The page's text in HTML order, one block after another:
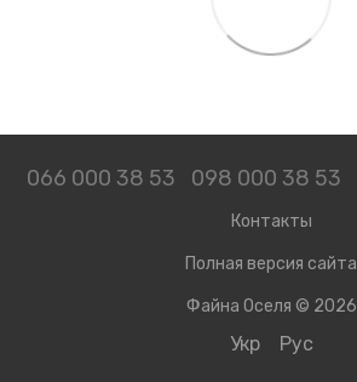
066 000 38 53 098 000 38 53
Контакты
Полная версия сайта
Файна Оселя © 2026
Укр Рус